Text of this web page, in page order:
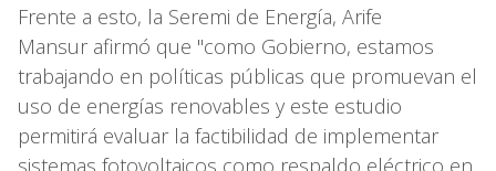
Frente a esto, la Seremi de Energía, Arife
Mansur afirmó que "como Gobierno, estamos
trabajando en políticas públicas que promuevan el
uso de energías renovables y este estudio
permitirá evaluar la factibilidad de implementar